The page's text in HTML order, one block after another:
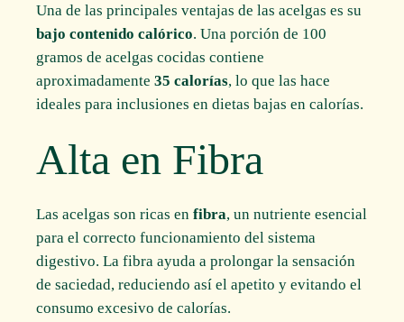
Una de las principales ventajas de las acelgas es su
bajo contenido calórico. Una porción de 100
gramos de acelgas cocidas contiene
aproximadamente35 calorías, lo que las hace
ideales para inclusiones en dietas bajas en calorías.
Alta en Fibra
Las acelgas son ricas enfibra, un nutriente esencial
para el correcto funcionamiento del sistema
digestivo. La fibra ayuda a prolongar la sensación
de saciedad, reduciendo así el apetito y evitando el
consumo excesivo de calorías.